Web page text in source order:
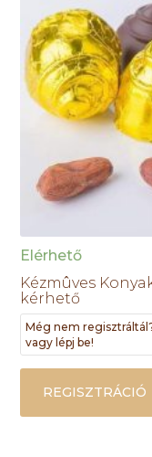
Elérhető
Kézmûves
kérhető
Még nem
vagy lépj be!
REGISZTRÁCIÓ